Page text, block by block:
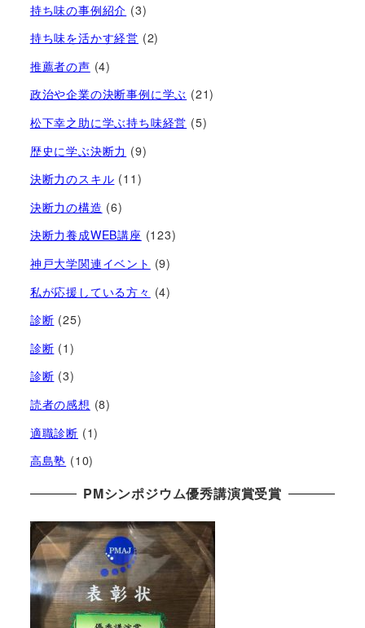
持ち味の事例紹介 (3)
持ち味を活かす経営​ (2)
推薦者の声 (4)
政治や企業の決断事例に学ぶ (21)
松下幸之助に学ぶ持ち味経営 (5)
歴史に学ぶ決断力 (9)
決断力のスキル (11)
決断力の構造 (6)
決断力養成WEB講座 (123)
神戸大学関連イベント (9)
私が応援している方々 (4)
診断 (25)
診断 (1)
診断 (3)
読者の感想 (8)
適職診断 (1)
高島塾 (10)
PMシンポジウム優秀講演賞受賞